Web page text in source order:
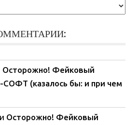
Осторожно! Фейковый
(казалось бы: и при чем
Осторожно! Фейковый